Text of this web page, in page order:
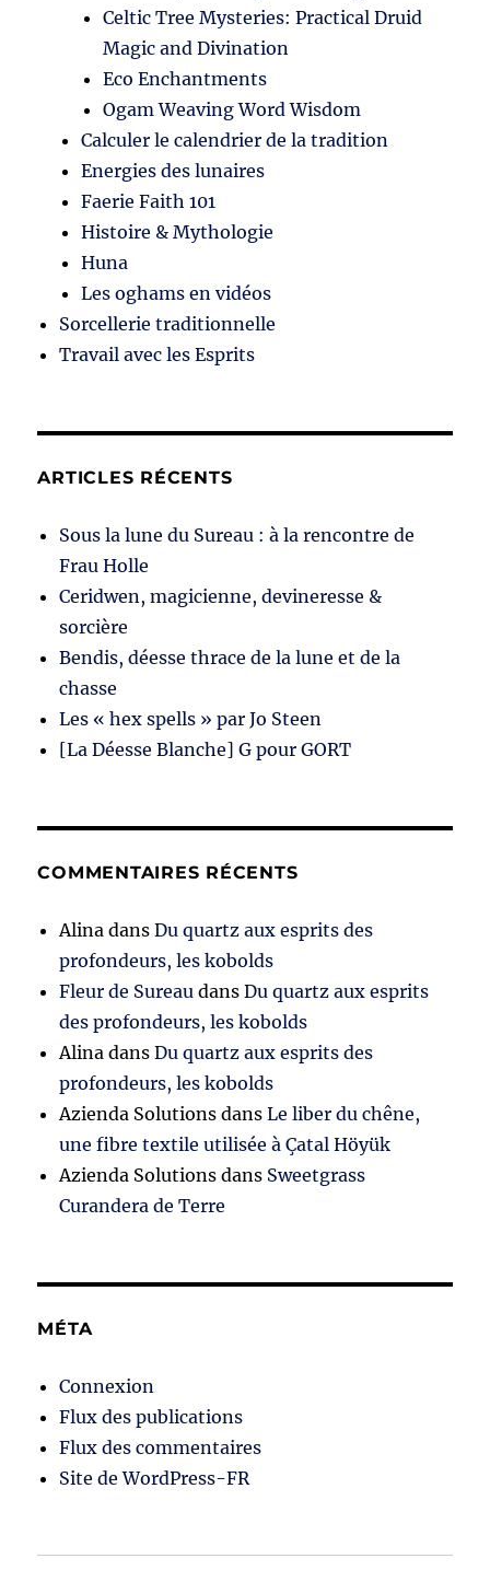
Celtic Tree Mysteries: Practical Druid
Magic and Divination
Eco Enchantments
Ogam Weaving Word Wisdom
Calculer le calendrier de la tradition
Energies des lunaires
Faerie Faith 101
Histoire & Mythologie
Huna
Les oghams en vidéos
Sorcellerie traditionnelle
Travail avec les Esprits
ARTICLES RÉCENTS
Sous la lune du Sureau : à la rencontre de
Frau Holle
Ceridwen, magicienne, devineresse &
sorcière
Bendis, déesse thrace de la lune et de la
chasse
Les « hex spells » par Jo Steen
[La Déesse Blanche] G pour GORT
COMMENTAIRES RÉCENTS
Alina dansDu quartz aux esprits des
profondeurs, les kobolds
Fleur de Sureau dansDu quartz aux esprits
des profondeurs, les kobolds
Alina dansDu quartz aux esprits des
profondeurs, les kobolds
Azienda Solutions dansLe liber du chêne,
une fibre textile utilisée à Çatal Höyük
Azienda Solutions dans Sweetgrass
Curandera de Terre
MÉTA
Connexion
Flux des publications
Flux des commentaires
Site de WordPress-FR